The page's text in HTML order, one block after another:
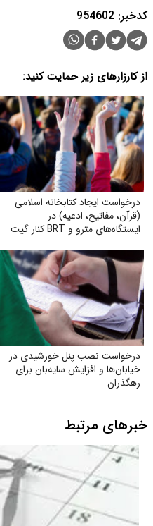
کدخبر: 954602
از کارزارهای زیر حمایت کنید:
درخواست ایجاد کتابخانه اسلامی
(قرآن، مفاتیح، ادعیه) در
ایستگاه‌های مترو و BRT کنار گیت
درخواست نصب پنل خورشیدی در
خیابان‌ها و افزایش سایه‌بان برای
رهگذران
خبرهای مرتبط